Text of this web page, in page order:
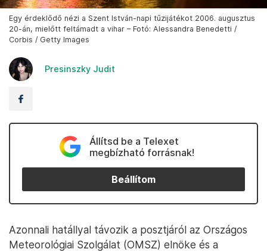
Egy érdeklődő nézi a Szent István-napi tűzijátékot 2006. augusztus
20-án, mielőtt feltámadt a vihar – Fotó: Alessandra Benedetti /
Corbis / Getty Images
Presinszky Judit
Állítsd be a Telexet
megbízható forrásnak!
Beállítom
Azonnali hatállyal távozik a posztjáról az Országos
Meteorológiai Szolgálat (OMSZ) elnöke és a